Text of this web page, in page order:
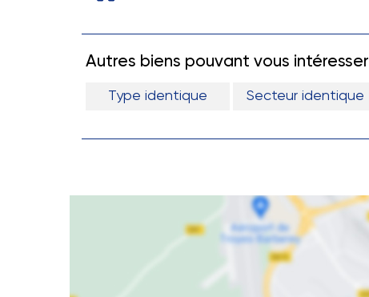
Autres biens pouvant vous intéresser
Type identique Secteur identique